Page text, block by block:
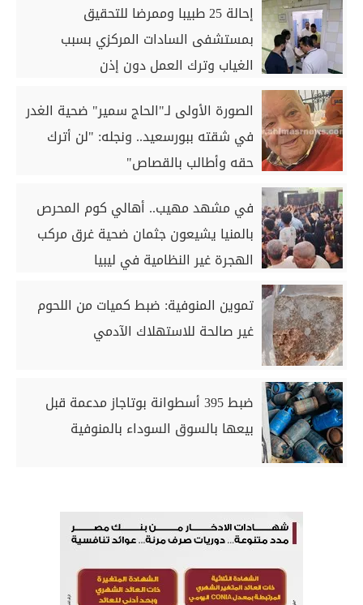
إحالة 25 طبيبا وممرضا للتحقيق
بمستشفى السادات المركزي بسبب
الغياب وترك العمل دون إذن
الصورة الأولى لـ"الحاج سمير" ضحية الغدر
في شقته ببورسعيد.. ونجله: "لن أترك
حقه وأطالب بالقصاص"
في مشهد مهيب.. أهالي كوم المحرص
بالمنيا يشيعون جثمان ضحية غرق مركب
الهجرة غير النظامية في ليبيا
تموين المنوفية: ضبط كميات من اللحوم
غير صالحة للاستهلاك الآدمي
ضبط 395 أسطوانة بوتاجاز مدعمة قبل
بيعها بالسوق السوداء بالمنوفية